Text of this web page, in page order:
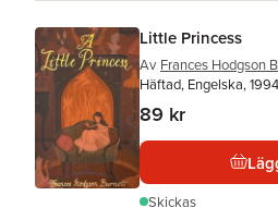
Little Princess
Av Frances Hodgson
Häftad, Engelska, 1994
89 kr
Skickas